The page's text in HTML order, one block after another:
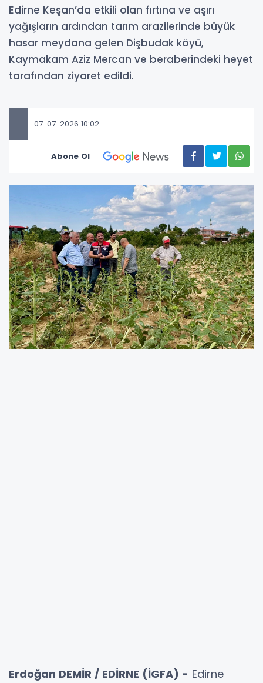
Edirne Keşan’da etkili olan fırtına ve aşırı
yağışların ardından tarım arazilerinde büyük
hasar meydana gelen Dişbudak köyü,
Kaymakam Aziz Mercan ve beraberindeki heyet
tarafından ziyaret edildi.
07-07-2026 10:02
Abone Ol
Erdoğan DEMİR / EDİRNE (İGFA) - Edirne